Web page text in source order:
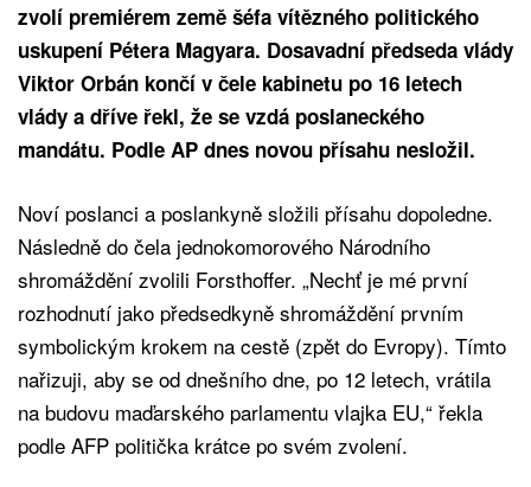
zvolí premiérem země šéfa vítězného politického
uskupení Pétera Magyara. Dosavadní předseda vlády
Viktor Orbán končí v čele kabinetu po 16 letech
vlády a dříve řekl, že se vzdá poslaneckého
mandátu. Podle AP dnes novou přísahu nesložil.
Noví poslanci a poslankyně složili přísahu dopoledne.
Následně do čela jednokomorového Národního
shromáždění zvolili Forsthoffer. „Nechť je mé první
rozhodnutí jako předsedkyně shromáždění prvním
symbolickým krokem na cestě (zpět do Evropy). Tímto
nařizuji, aby se od dnešního dne, po 12 letech, vrátila
na budovu maďarského parlamentu vlajka EU,“ řekla
podle AFP politička krátce po svém zvolení.